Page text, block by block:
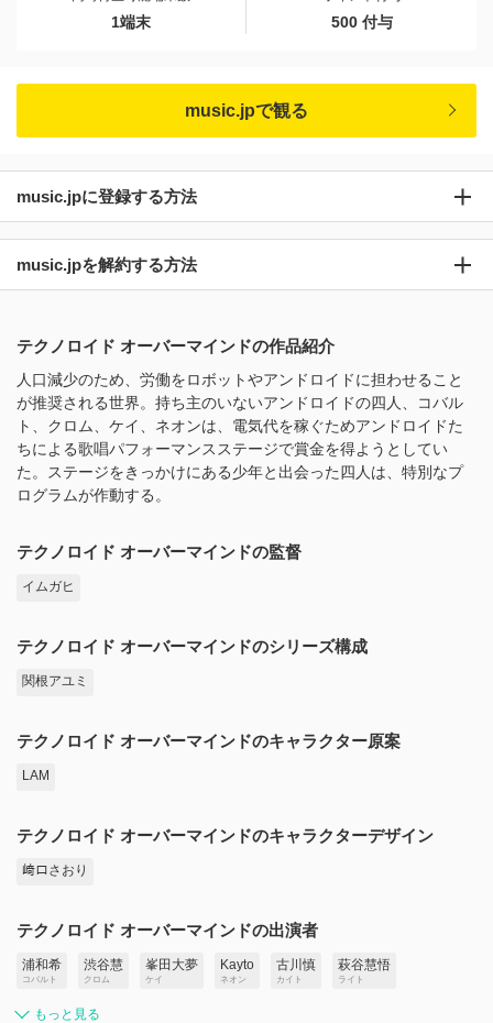
1端末 500 付与
music.jpで観る
music.jpに登録する方法
music.jpを解約する方法
テクノロイド オーバーマインドの作品紹介
人口減少のため、労働をロボットやアンドロイドに担わせること
が推奨される世界。持ち主のいないアンドロイドの四人、コバル
ト、クロム、ケイ、ネオンは、電気代を稼ぐためアンドロイドた
ちによる歌唱パフォーマンスステージで賞金を得ようとしてい
た。ステージをきっかけにある少年と出会った四人は、特別なプ
ログラムが作動する。
テクノロイド オーバーマインドの監督
イムガヒ
テクノロイド オーバーマインドのシリーズ構成
関根アユミ
テクノロイド オーバーマインドのキャラクター原案
LAM
テクノロイド オーバーマインドのキャラクターデザイン
﨑口さおり
テクノロイド オーバーマインドの出演者
浦和希
コバルト
渋谷慧
クロム
峯田大夢
ケイ
Kayto
ネオン
古川慎
カイト
萩谷慧悟
ライト
もっと見る